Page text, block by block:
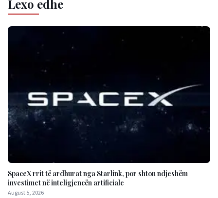
Lexo edhe
SpaceX rrit të ardhurat nga Starlink, por shton ndjeshëm
investimet në inteligjencën artificiale
August 5, 2026